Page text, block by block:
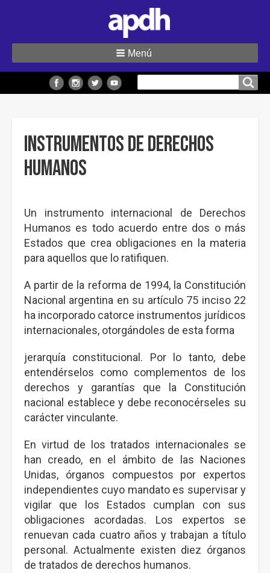
sitio
Menú
Instrumentos de Derechos
Humanos
Un instrumento internacional de Derechos
Humanos es todo acuerdo entre dos o más
Estados que crea obligaciones en la materia
para aquellos que lo ratifiquen.
A partir de la reforma de 1994, la Constitución
Nacional argentina en su artículo 75 inciso 22
ha incorporado catorce instrumentos jurídicos
internacionales, otorgándoles de esta forma
jerarquía constitucional. Por lo tanto, debe
entendérselos como complementos de los
derechos y garantías que la Constitución
nacional establece y debe reconocérseles su
carácter vinculante.
En virtud de los tratados internacionales se
han creado, en el ámbito de las Naciones
Unidas, órganos compuestos por expertos
independientes cuyo mandato es supervisar y
vigilar que los Estados cumplan con sus
obligaciones acordadas. Los expertos se
renuevan cada cuatro años y trabajan a título
personal. Actualmente existen diez órganos
de tratados de derechos humanos.